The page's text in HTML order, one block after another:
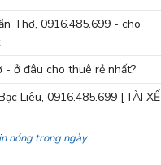
Thơ, 0916.485.699 - cho
- ở đâu cho thuê rẻ nhất?
Liêu, 0916.485.699 [TÀI XẾ
nóng trong ngày